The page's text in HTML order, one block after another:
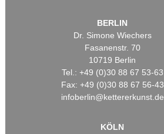
BERLIN
Dr. Simone Wiechers
Fasanenstr. 70
10719 Berlin
Tel.: +49 (0)30 88 67 53-63
Fax: +49 (0)30 88 67 56-43
infoberlin@kettererkunst.de
KÖLN